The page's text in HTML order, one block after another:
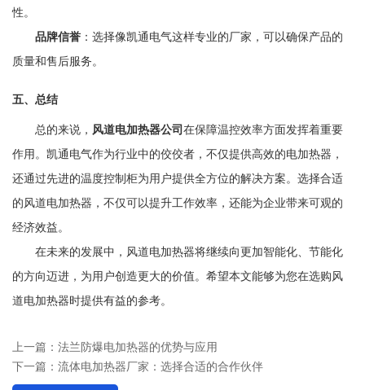
性。
品牌信誉 ：选择像凯通电气这样专业的厂家，可以确保产品的
质量和售后服务。
五、总结
总的来说， 风道电加热器公司在保障温控效率方面发挥着重要
作用。凯通电气作为行业中的佼佼者，不仅提供高效的电加热器，
还通过先进的温度控制柜为用户提供全方位的解决方案。选择合适
的风道电加热器，不仅可以提升工作效率，还能为企业带来可观的
经济效益。
在未来的发展中，风道电加热器将继续向更加智能化、节能化
的方向迈进，为用户创造更大的价值。希望本文能够为您在选购风
道电加热器时提供有益的参考。
上一篇： 法兰防爆电加热器的优势与应用
下一篇： 流体电加热器厂家：选择合适的合作伙伴